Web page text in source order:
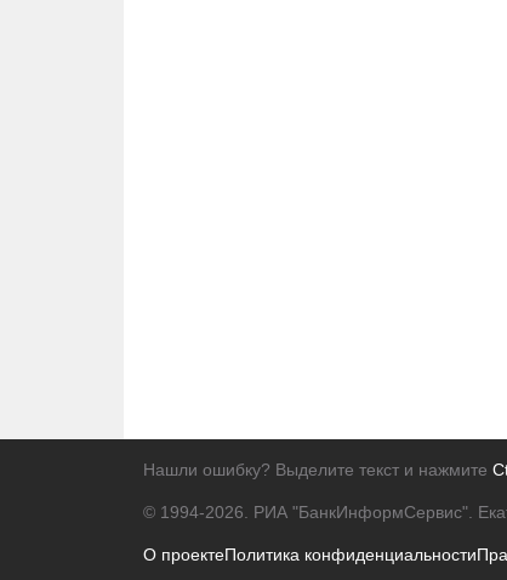
Нашли ошибку? Выделите текст и нажмите
© 1994-2026. РИА "БанкИнформСервис".
О проектеПолитика конфиденциальности